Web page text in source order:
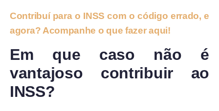
Contribuí para o INSS com o código errado, e
agora? Acompanhe o que fazer aqui!
Em que caso não é
vantajoso contribuir ao
INSS?